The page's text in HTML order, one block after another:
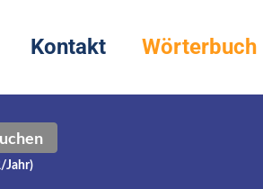
Kontakt Wörterbuch
Jahr)